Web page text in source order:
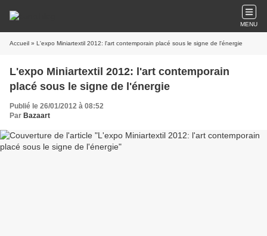
MENU
Accueil » L'expo Miniartextil 2012: l'art contemporain placé sous le signe de l'énergie
L'expo Miniartextil 2012: l'art contemporain
placé sous le signe de l'énergie
Publié le 26/01/2012 à 08:52
Par Bazaart